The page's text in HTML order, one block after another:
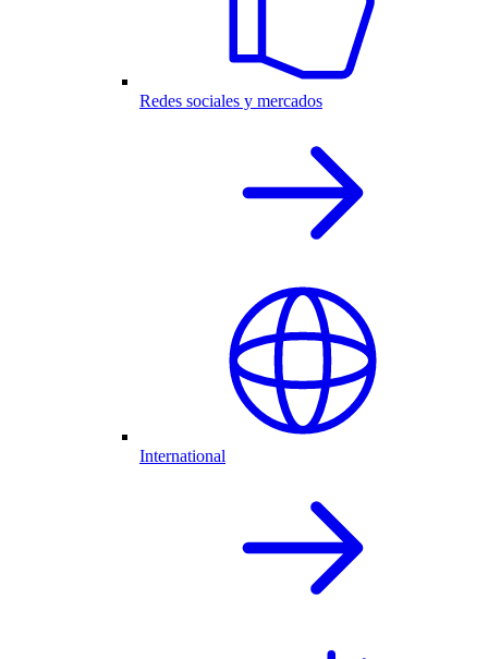
Redes sociales y mercados
International